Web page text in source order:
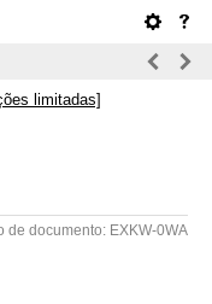
limitadas]
de documento: EXKW-0WA